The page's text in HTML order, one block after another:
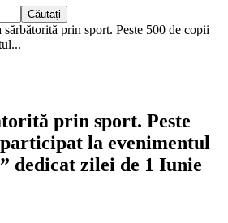
prin sport. Peste 500 de copii
prin sport. Peste
la evenimentul
dedicat zilei de 1 Iunie